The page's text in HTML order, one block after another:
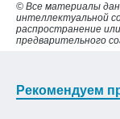
© Все материалы
интеллектуальной
распространение
предварительного
Рекомендуем